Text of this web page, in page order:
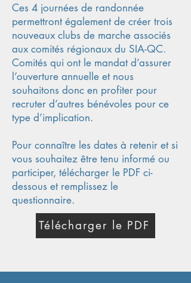
Ces 4 journées de randonnée
permettront également de créer trois
nouveaux clubs de marche associés
aux comités régionaux du SIA-QC.
Comités qui ont le mandat d’assurer
l’ouverture annuelle et nous
souhaitons donc en profiter pour
recruter d’autres bénévoles pour ce
type d’implication.
Pour connaître les dates à retenir et si
vous souhaitez être tenu informé ou
participer, télécharger le PDF ci-
dessous et remplissez le
questionnaire.​
Télécharger le PDF